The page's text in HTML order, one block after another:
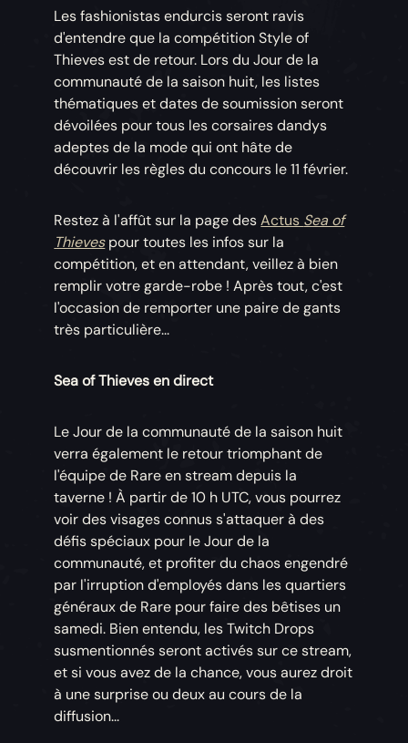
Les fashionistas endurcis seront ravis
d'entendre que la compétition Style of
Thieves est de retour. Lors du Jour de la
communauté de la saison huit, les listes
thématiques et dates de soumission seront
dévoilées pour tous les corsaires dandys
adeptes de la mode qui ont hâte de
découvrir les règles du concours le 11 février.
Restez à l'affût sur la page desActus Sea of
Thievespour toutes les infos sur la
compétition, et en attendant, veillez à bien
remplir votre garde-robe ! Après tout, c'est
l'occasion de remporter une paire de gants
très particulière...
Sea of Thieves en direct
Le Jour de la communauté de la saison huit
verra également le retour triomphant de
l'équipe de Rare en stream depuis la
taverne ! À partir de 10 h UTC, vous pourrez
voir des visages connus s'attaquer à des
défis spéciaux pour le Jour de la
communauté, et profiter du chaos engendré
par l'irruption d'employés dans les quartiers
généraux de Rare pour faire des bêtises un
samedi. Bien entendu, les Twitch Drops
susmentionnés seront activés sur ce stream,
et si vous avez de la chance, vous aurez droit
à une surprise ou deux au cours de la
diffusion...